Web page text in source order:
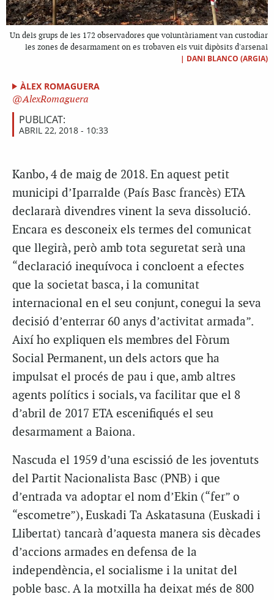
Un dels grups de les 172 observadores que voluntàriament van custodiar
les zones de desarmament on es trobaven els vuit dipòsits d'arsenal
| DANI BLANCO (ARGIA)
ÀLEX ROMAGUERA
AlexRomaguera
PUBLICAT:
ABRIL 22, 2018 - 10:33
Kanbo, 4 de maig de 2018. En aquest petit
municipi d’Iparralde (País Basc francès) ETA
declararà divendres vinent la seva dissolució.
Encara es desconeix els termes del comunicat
que llegirà, però amb tota seguretat serà una
“declaració inequívoca i concloent a efectes
que la societat basca, i la comunitat
internacional en el seu conjunt, conegui la seva
decisió d’enterrar 60 anys d’activitat armada”.
Així ho expliquen els membres del Fòrum
Social Permanent, un dels actors que ha
impulsat el procés de pau i que, amb altres
agents polítics i socials, va facilitar que el 8
d’abril de 2017 ETA escenifiqués el seu
desarmament a Baiona.
Nascuda el 1959 d’una escissió de les joventuts
del Partit Nacionalista Basc (PNB) i que
d’entrada va adoptar el nom d’Ekin (“fer” o
“escometre”), Euskadi Ta Askatasuna (Euskadi i
Llibertat) tancarà d’aquesta manera sis dècades
d’accions armades en defensa de la
independència, el socialisme i la unitat del
poble basc. A la motxilla ha deixat més de 800